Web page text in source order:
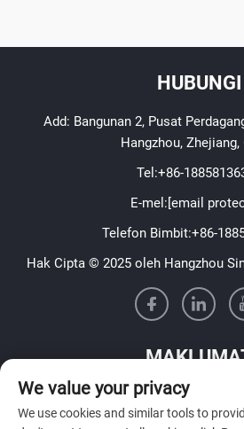
HUBUNGI
Add: Bangunan 2, Pusat
Hangzhou, Zhejiang,
Tel:+86-
E-mel:[email
Telefon Bimbit:+86-
Hak Cipta © 2025 oleh Hangzhou
Daftar untuk menerima buletin
We value your privacy
We use cookies and similar tools to